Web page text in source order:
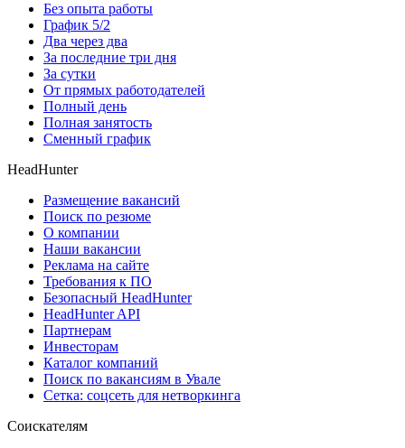
Без опыта работы
График 5/2
Два через два
За последние три дня
За сутки
От прямых работодателей
Полный день
Полная занятость
Сменный график
HeadHunter
Размещение вакансий
Поиск по резюме
О компании
Наши вакансии
Реклама на сайте
Требования к ПО
Безопасный HeadHunter
HeadHunter API
Партнерам
Инвесторам
Каталог компаний
Поиск по вакансиям в Увале
Сетка: соцсеть для нетворкинга
Соискателям